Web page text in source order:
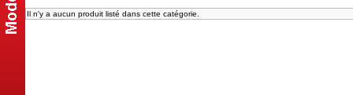
Il n'y a aucun produit listé dans cette catégorie.